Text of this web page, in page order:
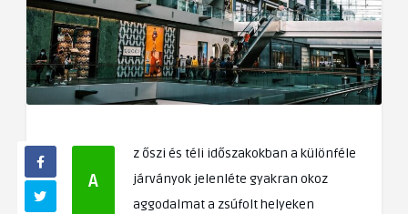
A
z őszi és téli időszakokban a különféle
járványok jelenléte gyakran okoz
aggodalmat a zsúfolt helyeken